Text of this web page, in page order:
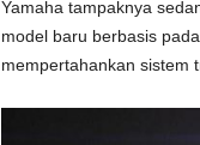
Yamaha tampaknya
model baru berbasis
mempertahankan sistem